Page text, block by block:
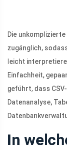
Die
zugänglich,
leicht
Einfachheit,
geführt, dass
Datenanalyse,
In